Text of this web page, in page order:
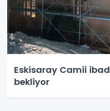
Eskisaray Camii
bekliyor